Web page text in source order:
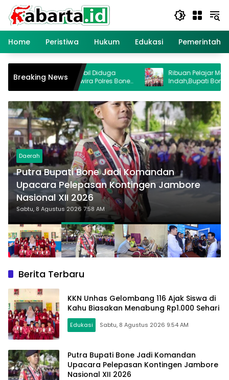
Langsung
konten
Home
Peristiwa Hukum Edukasi
Breaking News
Diduga
Polres Bone
Ribuan Pelajar Meriahkan Gerak Jalan
Indah,Bupati Bone : Tanamkan Disiplin
Sejak Dini
Daerah
Putra Bupati Bone Jadi Komandan
Upacara Pelepasan Kontingen Jambore
Nasional XII 2026
Sabtu, 8 Agustus 2026 7:58 AM
Berita Terbaru
KKN Unhas Gelombang 116 Ajak Siswa di
Kahu Biasakan Menabung Rp1.000 Sehari
Edukasi Sabtu, 8 Agustus 2026 9:54 AM
Putra Bupati Bone Jadi Komandan
Upacara Pelepasan Kontingen Jambore
Nasional XII 2026